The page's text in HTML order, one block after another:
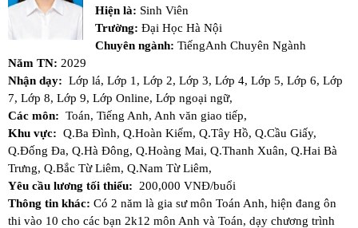
Hiện là: Sinh Viên
Trường: Đại Học Hà Nội
Chuyên ngành: TiếngAnh Chuyên Ngành
Năm TN: 2029
Nhận dạy: Lớp lá, Lớp 1, Lớp 2, Lớp 3, Lớp 4, Lớp 5, Lớp 6, Lớp
7, Lớp 8, Lớp 9, Lớp Online, Lớp ngoại ngữ,
Các môn: Toán, Tiếng Anh, Anh văn giao tiếp,
Khu vực: Q.Ba Đình, Q.Hoàn Kiếm, Q.Tây Hồ, Q.Cầu Giấy,
Q.Đống Đa, Q.Hà Đông, Q.Hoàng Mai, Q.Thanh Xuân, Q.Hai Bà
Trưng, Q.Bắc Từ Liêm, Q.Nam Từ Liêm,
Yêu cầu lương tối thiểu:
200,000 VNĐ/buổi
Thông tin khác: Có 2 năm là gia sư môn Toán Anh, hiện đang ôn
thi vào 10 cho các bạn 2k12 môn Anh và Toán, dạy chương trình